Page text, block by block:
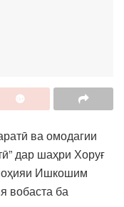
ва омодагии
дар шаҳри Хоруғ
Ишкошим
вобаста ба